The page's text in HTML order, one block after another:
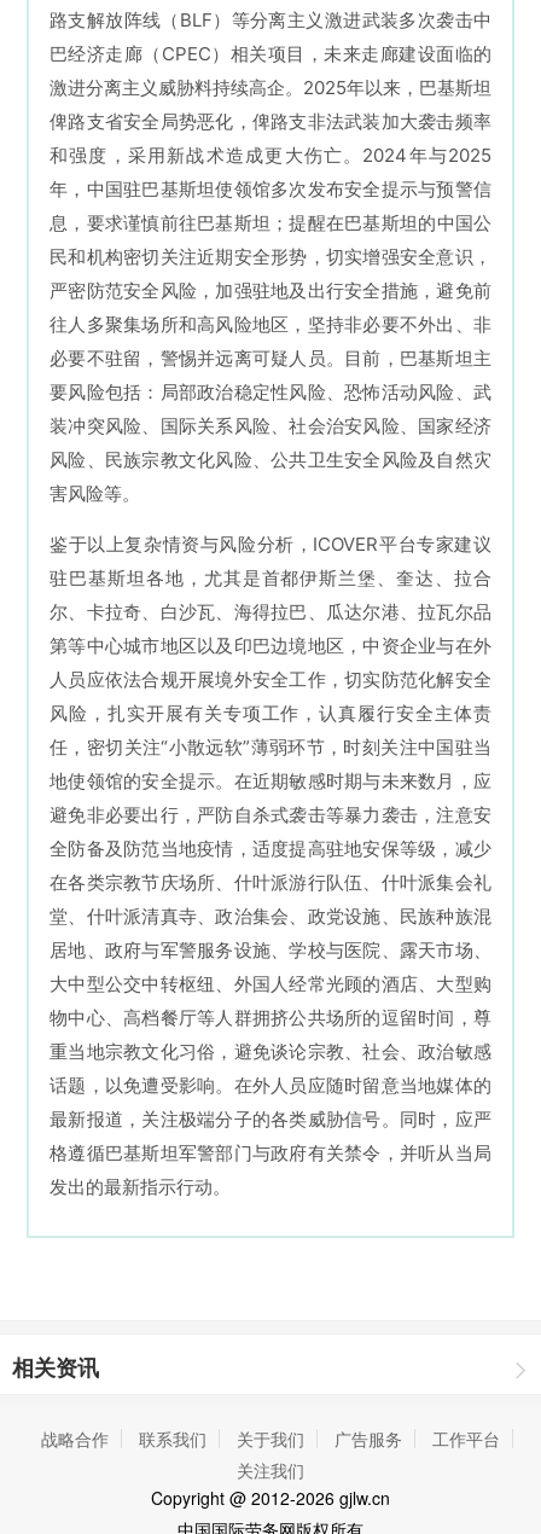
路支解放阵线（BLF）等分离主义激进武装多次袭击中
巴经济走廊（CPEC）相关项目，未来走廊建设面临的
激进分离主义威胁料持续高企。2025年以来，巴基斯坦
俾路支省安全局势恶化，俾路支非法武装加大袭击频率
和强度，采用新战术造成更大伤亡。2024年与2025
年，中国驻巴基斯坦使领馆多次发布安全提示与预警信
息，要求谨慎前往巴基斯坦；提醒在巴基斯坦的中国公
民和机构密切关注近期安全形势，切实增强安全意识，
严密防范安全风险，加强驻地及出行安全措施，避免前
往人多聚集场所和高风险地区，坚持非必要不外出、非
必要不驻留，警惕并远离可疑人员。目前，巴基斯坦主
要风险包括：局部政治稳定性风险、恐怖活动风险、武
装冲突风险、国际关系风险、社会治安风险、国家经济
风险、民族宗教文化风险、公共卫生安全风险及自然灾
害风险等。
鉴于以上复杂情资与风险分析，ICOVER平台专家建议
驻巴基斯坦各地，尤其是首都伊斯兰堡、奎达、拉合
尔、卡拉奇、白沙瓦、海得拉巴、瓜达尔港、拉瓦尔品
第等中心城市地区以及印巴边境地区，中资企业与在外
人员应依法合规开展境外安全工作，切实防范化解安全
风险，扎实开展有关专项工作，认真履行安全主体责
任，密切关注“小散远软”薄弱环节，时刻关注中国驻当
地使领馆的安全提示。在近期敏感时期与未来数月，应
避免非必要出行，严防自杀式袭击等暴力袭击，注意安
全防备及防范当地疫情，适度提高驻地安保等级，减少
在各类宗教节庆场所、什叶派游行队伍、什叶派集会礼
堂、什叶派清真寺、政治集会、政党设施、民族种族混
居地、政府与军警服务设施、学校与医院、露天市场、
大中型公交中转枢纽、外国人经常光顾的酒店、大型购
物中心、高档餐厅等人群拥挤公共场所的逗留时间，尊
重当地宗教文化习俗，避免谈论宗教、社会、政治敏感
话题，以免遭受影响。在外人员应随时留意当地媒体的
最新报道，关注极端分子的各类威胁信号。同时，应严
格遵循巴基斯坦军警部门与政府有关禁令，并听从当局
发出的最新指示行动。
相关资讯
战略合作 联系我们 关于我们 广告服务
工作平台
关注我们
Copyright @ 2012-2026 gjlw.cn